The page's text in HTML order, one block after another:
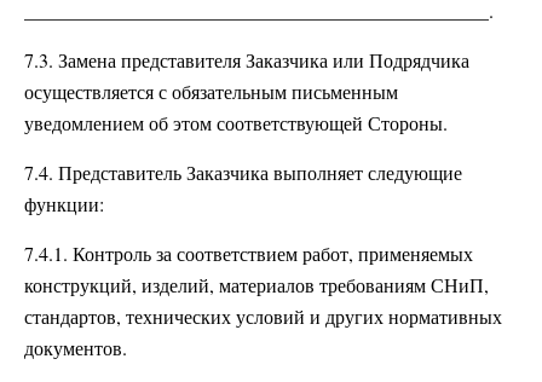
________________________________________________.
7.3. Замена представителя Заказчика или Подрядчика
осуществляется с обязательным письменным
уведомлением об этом соответствующей Стороны.
7.4. Представитель Заказчика выполняет следующие
функции:
7.4.1. Контроль за соответствием работ, применяемых
конструкций, изделий, материалов требованиям СНиП,
стандартов, технических условий и других нормативных
документов.